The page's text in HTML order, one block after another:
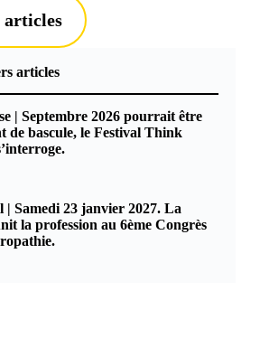
articles
articles
| Septembre 2026 pourrait être
de bascule, le Festival Think
| Samedi 23 janvier 2027. La
la profession au 6ème Congrès